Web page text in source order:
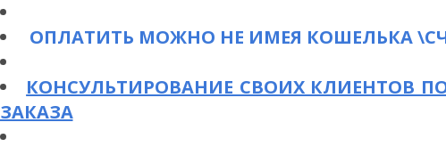
ОПЛАТИТЬ МОЖНО НЕ ИМЕЯ КОШЕЛЬКА
КОНСУЛЬТИРОВАНИЕ СВОИХ КЛИЕНТОВ
ЗАКАЗА